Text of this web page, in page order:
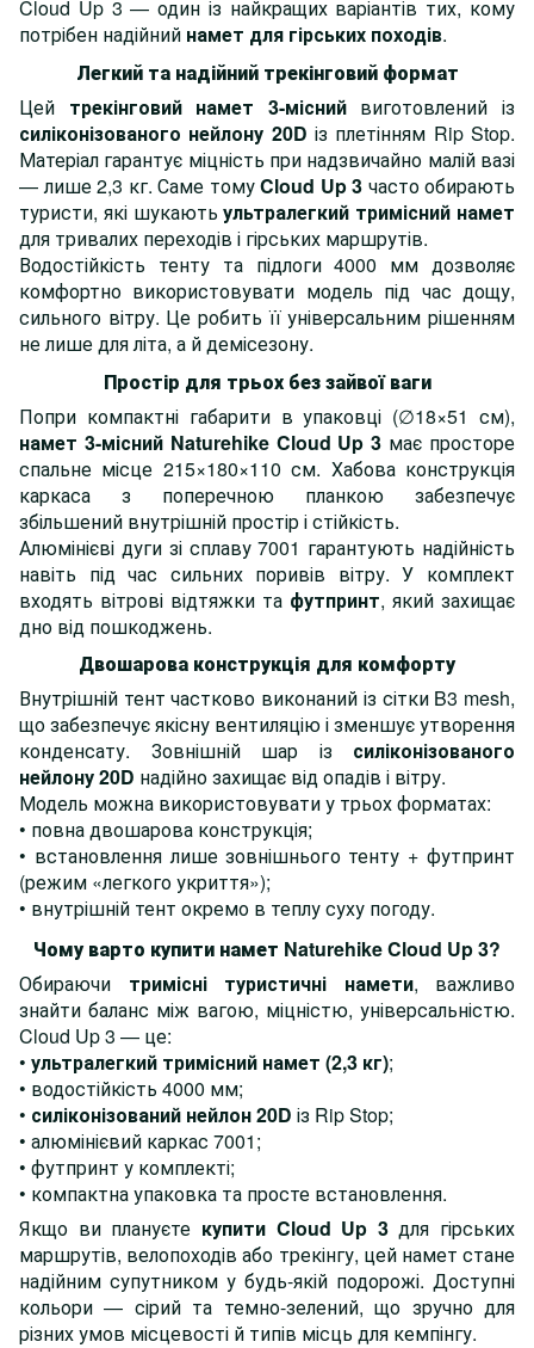
Cloud Up 3 — один із найкращих варіантів тих, кому
потрібен надійний намет для гірських походів.
Легкий та надійний трекінговий формат
Цей трекінговий намет 3-міснийвиготовлений із
силіконізованого нейлону 20D із плетінням Rip Stop.
Матеріал гарантує міцність при надзвичайно малій вазі
— лише 2,3 кг. Саме томуCloud Up 3 часто обирають
туристи, які шукаютьультралегкий тримісний намет
для тривалих переходів і гірських маршрутів.
Водостійкість тенту та підлоги 4000 мм дозволяє
комфортно використовувати модель під час дощу,
сильного вітру. Це робить її універсальним рішенням
не лише для літа, а й демісезону.
Простір для трьох без зайвої ваги
Попри компактні габарити в упаковці (∅18×51 см),
намет 3-місний Naturehike Cloud Up 3 має просторе
спальне місце 215×180×110 см. Хабова конструкція
каркаса з поперечною планкою забезпечує
збільшений внутрішній простір і стійкість.
Алюмінієві дуги зі сплаву 7001 гарантують надійність
навіть під час сильних поривів вітру. У комплект
входять вітрові відтяжки та футпринт, який захищає
дно від пошкоджень.
Двошарова конструкція для комфорту
Внутрішній тент частково виконаний із сітки B3 mesh,
що забезпечує якісну вентиляцію і зменшує утворення
конденсату. Зовнішній шар із силіконізованого
нейлону 20D надійно захищає від опадів і вітру.
Модель можна використовувати у трьох форматах:
• повна двошарова конструкція;
• встановлення лише зовнішнього тенту + футпринт
(режим «легкого укриття»);
• внутрішній тент окремо в теплу суху погоду.
Чому варто купити намет Naturehike Cloud Up 3?
Обираючи тримісні туристичні намети, важливо
знайти баланс між вагою, міцністю, універсальністю.
Cloud Up 3 — це:
• ультралегкий тримісний намет (2,3 кг);
• водостійкість 4000 мм;
• силіконізований нейлон 20D із Rip Stop;
• алюмінієвий каркас 7001;
• футпринт у комплекті;
• компактна упаковка та просте встановлення.
Якщо ви плануєте купити Cloud Up 3для гірських
маршрутів, велопоходів або трекінгу, цей намет стане
надійним супутником у будь-якій подорожі. Доступні
кольори — сірий та темно-зелений, що зручно для
різних умов місцевості й типів місць для кемпінгу.